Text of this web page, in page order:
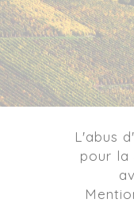
L'abus
pour la